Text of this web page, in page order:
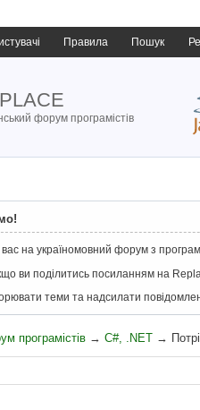
Правила Пошук
форум програмістів
на україномовний форум з
ви поділитись посиланням на
теми та надсилати
програмістів →C#, .NET →